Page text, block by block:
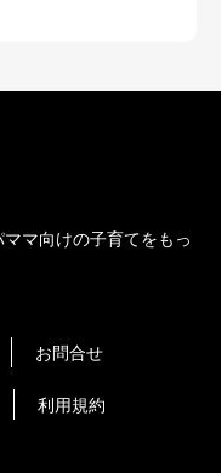
マ向けの子育てをもっ
お問合せ
利用規約